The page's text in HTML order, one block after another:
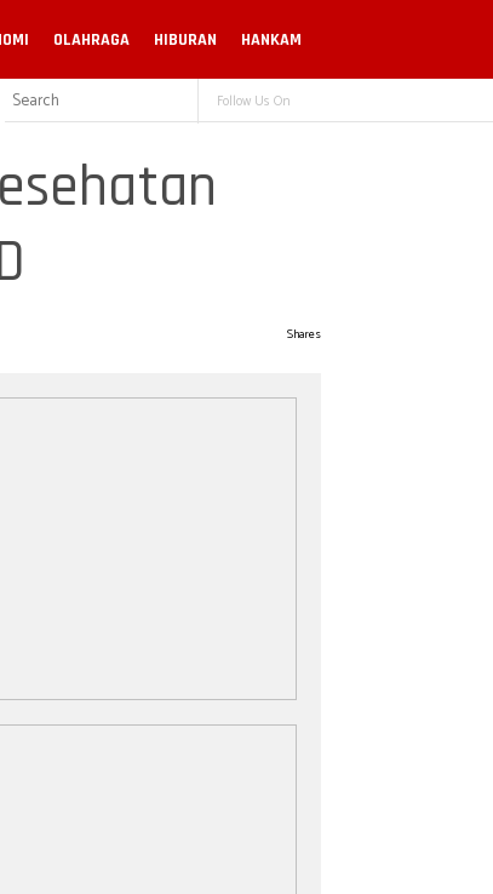
OLAHRAGA HIBURAN HANKAM
Follow Us On
Shares